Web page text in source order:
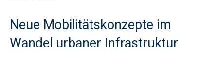
Neue Mobilitätskonzepte im
Wandel urbaner Infrastruktur